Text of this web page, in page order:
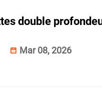
double
Mar 08, 2026